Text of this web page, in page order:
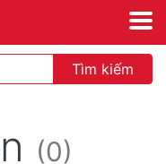
Tìm kiếm
(0)